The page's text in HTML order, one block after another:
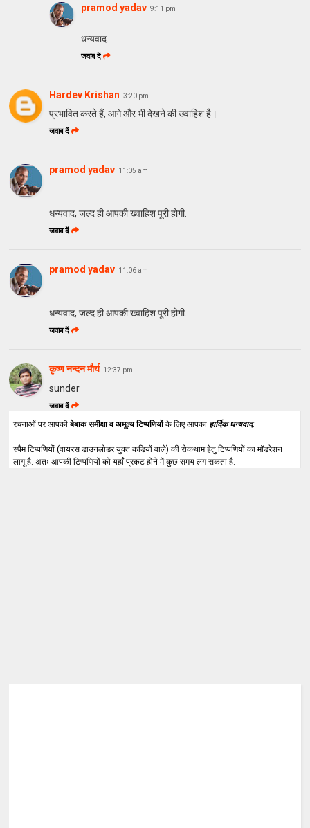
pramod yadav 9:11 pm
धन्यवाद.
जवाब दें
Hardev Krishan 3:20 pm
प्रभावित करते हैं, आगे और भी देखने की ख्वाहिश है।
जवाब दें
pramod yadav 11:05 am
धन्यवाद, जल्द ही आपकी ख्वाहिश पूरी होगी.
जवाब दें
pramod yadav 11:06 am
धन्यवाद, जल्द ही आपकी ख्वाहिश पूरी होगी.
जवाब दें
कृष्ण नन्दन मौर्य 12:37 pm
sunder
जवाब दें
रचनाओं पर आपकीबेबाक समीक्षा व अमूल्य टिप्पणियोंके लिए आपका हार्दिक धन्यवाद.
स्पैम टिप्पणियों (वायरस डाउनलोडर युक्त कड़ियों वाले) की रोकथाम हेतु टिप्पणियों का मॉडरेशन
लागू है. अतः आपकी टिप्पणियों को यहाँ प्रकट होने में कुछ समय लग सकता है.